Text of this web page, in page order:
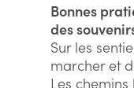
Bonnes
des
Sur les
marcher et
Les